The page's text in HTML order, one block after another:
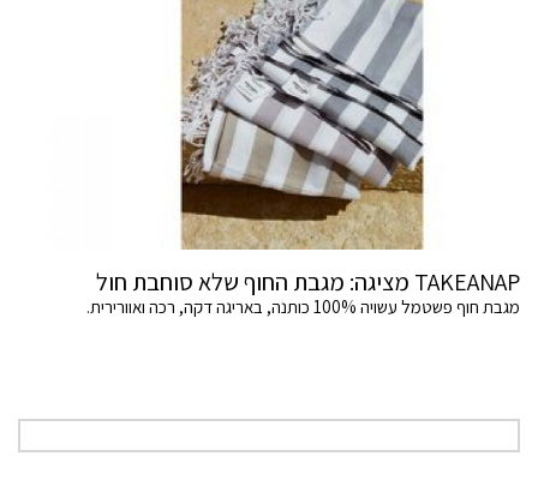
TAKEANAP מציגה: מגבת החוף שלא סוחבת חול
מגבת חוף פשטמל עשויה 100% כותנה, באריגה דקה, רכה ואוורירית.